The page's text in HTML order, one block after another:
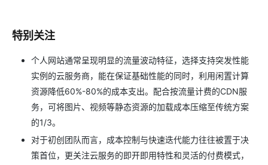
特别关注
个人网站通常呈现明显的流量波动特征，选择支持突发性能
实例的云服务商，能在保证基础性能的同时，利用闲置计算
资源降低60%-80%的成本支出。配合按流量计费的CDN服
务，可将图片、视频等静态资源的加载成本压缩至传统方案
的1/3。
对于初创团队而言，成本控制与快速迭代能力往往被置于决
策首位，更关注云服务的即开即用特性和灵活的付费模式，